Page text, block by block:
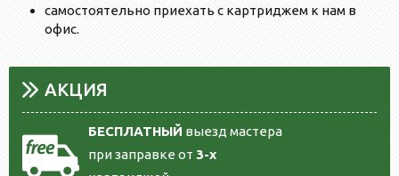
самостоятельно приехать с картриджем к нам в
офис.
АКЦИЯ
БЕСПЛАТНЫЙ выезд мастера
при заправке от 3-х